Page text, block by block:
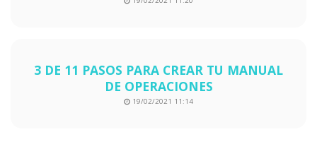
3 DE 11 PASOS PARA CREAR TU MANUAL
DE OPERACIONES
19/02/2021 11:14